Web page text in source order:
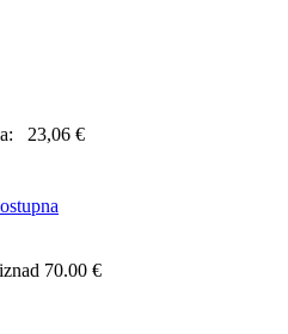
23,06 €
70.00 €